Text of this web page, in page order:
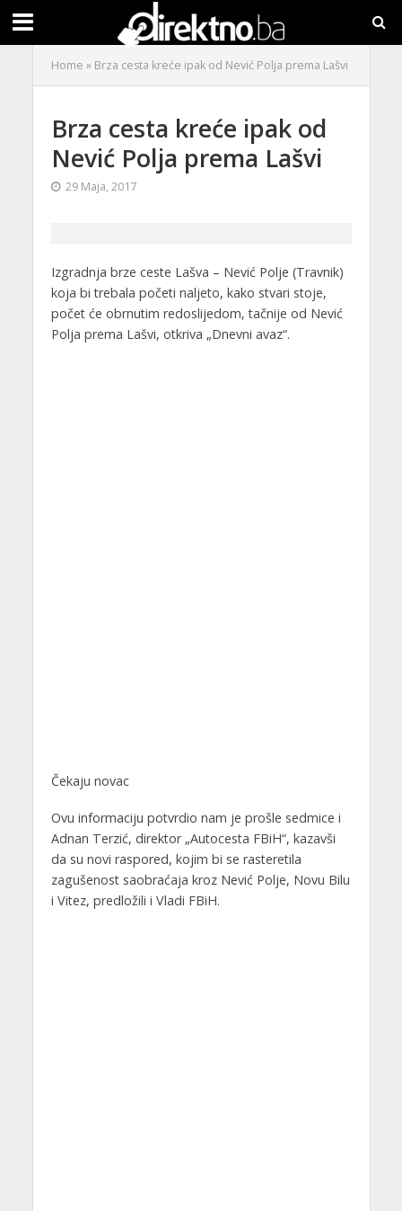
Home » Brza cesta kreće ipak od Nević Polja prema Lašvi
Brza cesta kreće ipak od
Nević Polja prema Lašvi
29 Maja, 2017
Izgradnja brze ceste Lašva – Nević Polje (Travnik)
koja bi trebala početi naljeto, kako stvari stoje,
počet će obrnutim redoslijedom, tačnije od Nević
Polja prema Lašvi, otkriva „Dnevni avaz“.
Čekaju novac
Ovu informaciju potvrdio nam je prošle sedmice i
Adnan Terzić, direktor „Autocesta FBiH“, kazavši
da su novi raspored, kojim bi se rasteretila
zagušenost saobraćaja kroz Nević Polje, Novu Bilu
i Vitez, predložili i Vladi FBiH.